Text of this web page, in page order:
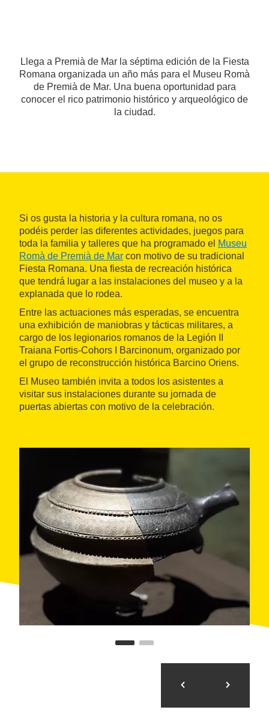
Llega a Premià de Mar la séptima edición de la Fiesta
Romana organizada un año más para el Museu Romà
de Premià de Mar. Una buena oportunidad para
conocer el rico patrimonio histórico y arqueológico de
la ciudad.
Si os gusta la historia y la cultura romana, no os
podéis perder las diferentes actividades, juegos para
toda la familia y talleres que ha programado el Museu
Romà de Premià de Mar con motivo de su tradicional
Fiesta Romana. Una fiesta de recreación histórica
que tendrá lugar a las instalaciones del museo y a la
explanada que lo rodea.
Entre las actuaciones más esperadas, se encuentra
una exhibición de maniobras y tácticas militares, a
cargo de los legionarios romanos de la Legión II
Traiana Fortis-Cohors I Barcinonum, organizado por
el grupo de reconstrucción histórica Barcino Oriens.
El Museo también invita a todos los asistentes a
visitar sus instalaciones durante su jornada de
puertas abiertas con motivo de la celebración.